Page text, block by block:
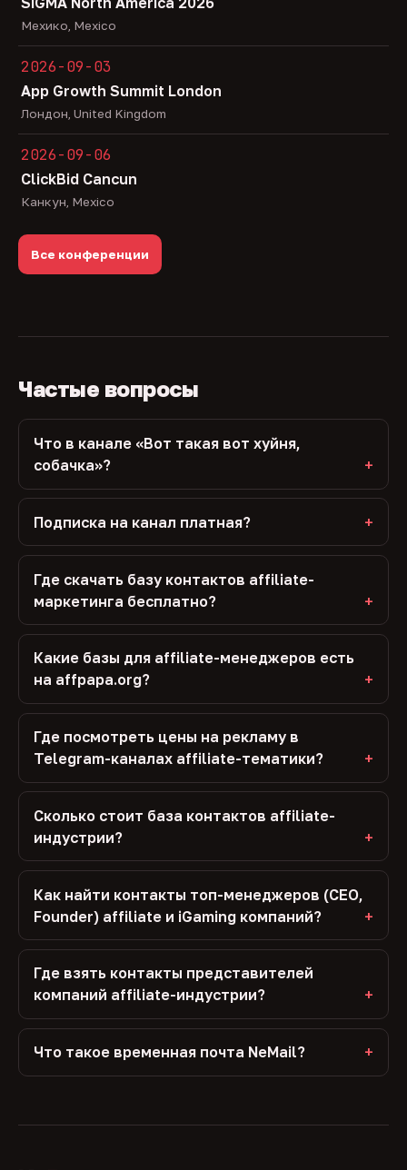
Мехико, Mexico
2026-09-03
App Growth Summit London
Лондон, United Kingdom
2026-09-06
ClickBid Cancun
Канкун, Mexico
Все конференции
Частые вопросы
Что в канале «Вот такая вот хуйня,
собачка»?
Подписка на канал платная?
Где скачать базу контактов affiliate-
маркетинга бесплатно?
Какие базы для affiliate-менеджеров есть
на affpapa.org?
Где посмотреть цены на рекламу в
Telegram-каналах affiliate-тематики?
Сколько стоит база контактов affiliate-
индустрии?
Как найти контакты топ-менеджеров (CEO,
Founder) affiliate и iGaming компаний?
Где взять контакты представителей
компаний affiliate-индустрии?
Что такое временная почта NeMail?